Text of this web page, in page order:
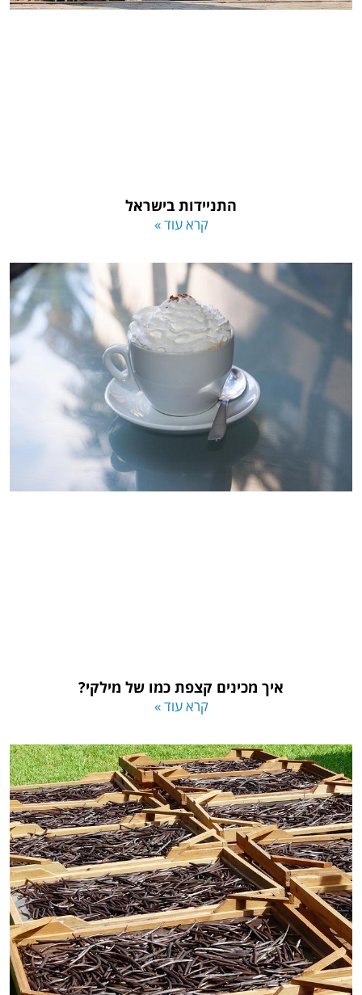
התניידות בישראל
קרא עוד »
איך מכינים קצפת כמו של מילקי?
קרא עוד »